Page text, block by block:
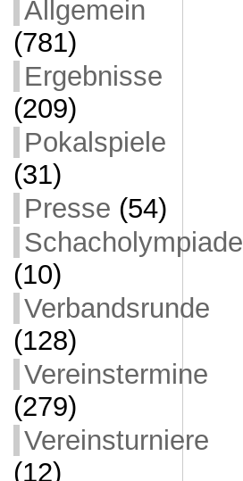
Allgemein
(781)
Ergebnisse
(209)
Pokalspiele
(31)
Presse (54)
Schacholympiade
(10)
Verbandsrunde
(128)
Vereinstermine
(279)
Vereinsturniere
(12)